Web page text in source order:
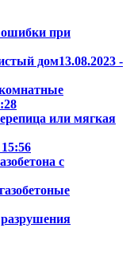
ошибки при
дом13.08.2023 -
или мягкая
с